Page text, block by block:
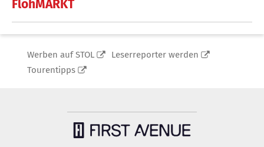
FlohMARKT
Werben auf STOL
Leserreporter werden
Tourentipps